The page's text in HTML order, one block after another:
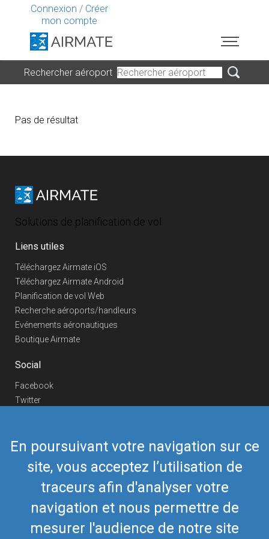
Connexion / Créer
mon compte
En poursuivant votre navigation sur ce
site, vous acceptez l’utilisation de
traceurs afin d'analyser votre
navigation et nous permettre de
mesurer l'audience de notre site
Rechercher aéroport
Pas de résultat
Solutions de planification de vol
Liens utiles
Téléchargez Airmate iOS
Téléchargez Airmate Android
Planification de vol Web
Recherche aéroports/handleurs
Evénements aéronautiques
Boutique Airmate
Social
Facebook
Twitter
Telegram
Nous contacter
Téléphone Europe +352 26441835
Téléphone US/Canada
418-592-8862
airmate@airmate.aero
(c) Myriel Aviation SA